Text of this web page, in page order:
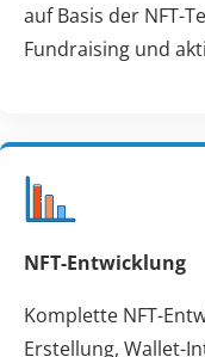
auf Basis der NFT-
Fundraising und
NFT-Entwicklung
Komplette NFT-
Erstellung, Wallet-